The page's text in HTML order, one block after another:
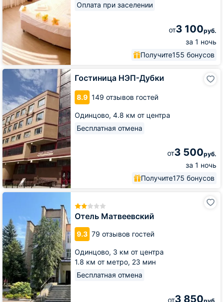
Оплата при заселении
от3 100руб.
за 1 ночь
Получите155 бонусов
Гостиница НЭП-Дубки
8.9 149 отзывов гостей
Одинцово, 4.8 км от центра
Бесплатная отмена
от3 500руб.
за 1 ночь
Получите175 бонусов
Гостиница
НЭП-
Отель Матвеевский
9.3 79 отзывов гостей
Одинцово, 3 км от центра
1.8 км от метро, 23 мин
Бесплатная отмена
от3 850руб.
Отель